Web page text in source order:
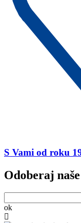
S Vami od roku
Odoberaj
ok